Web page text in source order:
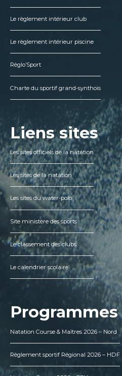
Le règlement intérieur club
Le règlement intérieur piscine
Règlo’Sport
Charte du sportif grand-synthois
Liens sites
Les sites officiels de la natation
Les sites de la natation
Les sites du water-polo
Site ministère des sports
Le classement des clubs
Le calendrier scolaire
Programmes
Natation Course & Maîtres 2026 – Nord
Règlement sportif Régional 2026 – HDF